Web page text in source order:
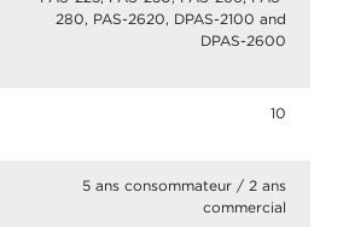
280, PAS-2620, DPAS-2100 and
DPAS-2600
10
5 ans consommateur / 2 ans
commercial